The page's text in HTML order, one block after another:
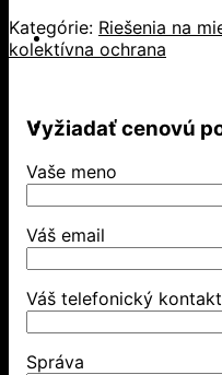
Kategórie: Riešenia na
kolektívna ochrana
Vyžiadať cenovú
Vaše meno
Váš email
Váš telefonický kontakt
Správa